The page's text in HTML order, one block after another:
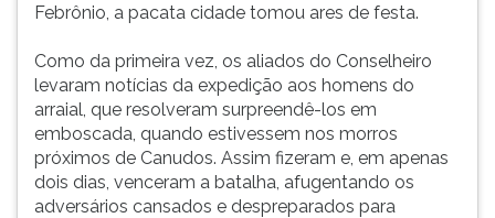
Febrônio, a pacata cidade tomou ares de festa.
Como da primeira vez, os aliados do Conselheiro
levaram notícias da expedição aos homens do
arraial, que resolveram surpreendê-los em
emboscada, quando estivessem nos morros
próximos de Canudos. Assim fizeram e, em apenas
dois dias, venceram a batalha, afugentando os
adversários cansados e despreparados para